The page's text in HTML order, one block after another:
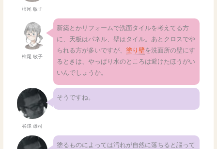
柿尾 敏子
柿尾 敏子
新築とかリフォームで洗面タイルを考えてる方
に、天板はパネル、壁はタイル。あとクロスでや
られる方が多いですが、塗り壁を洗面所の壁にす
るときは、やっぱり水のところは避けたほうがい
いんでしょうか。
谷澤 雄司
そうですね。
塗るものによっては汚れが自然に落ちると謳って